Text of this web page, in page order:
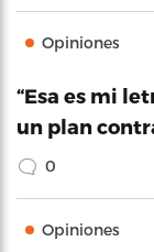
Opiniones
“Esa es mi
un plan
0
Opiniones